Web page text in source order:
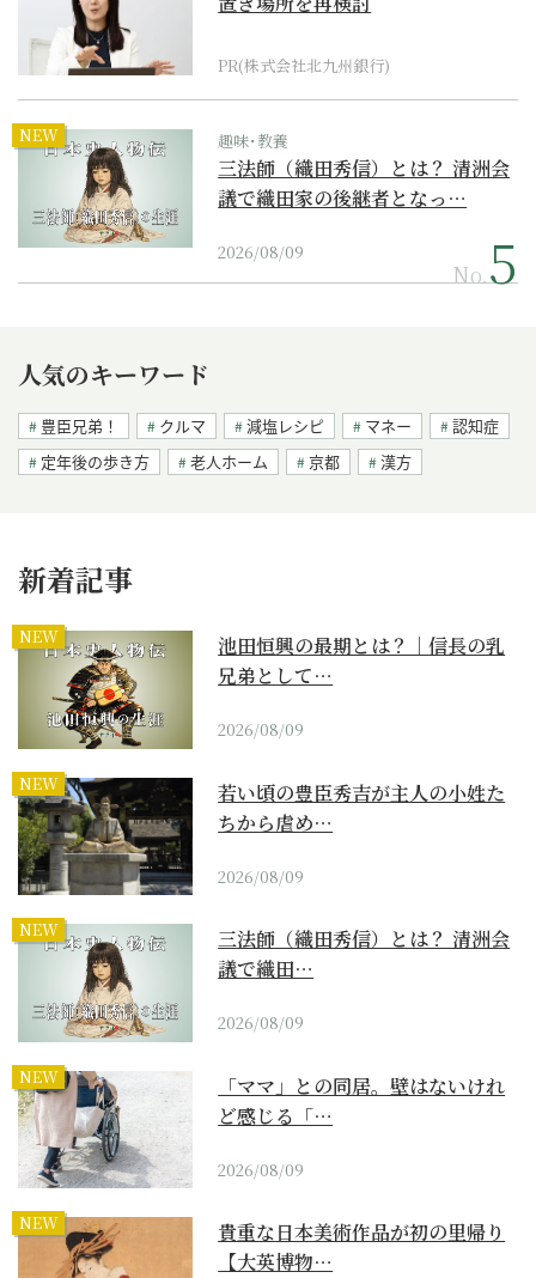
PR(株式会社北九州銀行)
NEW 趣味･教養
三法師（織田秀信）とは？ 清洲会
議で織田家の後継者となっ…
2026/08/09
No.
人気のキーワード
豊臣兄弟！ クルマ 減塩レシピ マネー
認知症
定年後の歩き方
老人ホーム 京都 漢方
新着記事
NEW
池田恒興の最期とは？｜信長の乳
兄弟として…
2026/08/09
NEW
若い頃の豊臣秀吉が主人の小姓た
ちから虐め…
2026/08/09
NEW
三法師（織田秀信）とは？ 清洲会
議で織田…
2026/08/09
NEW
「ママ」との同居。壁はないけれ
ど感じる「…
2026/08/09
NEW
貴重な日本美術作品が初の里帰り
【大英博物…